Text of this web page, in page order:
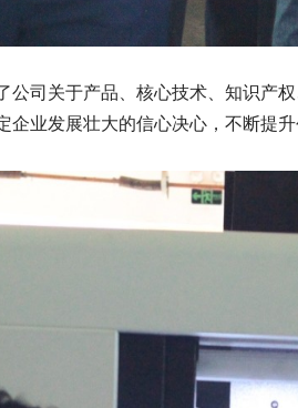
关于产品、核心技术、知识产
业发展壮大的信心决心，不断提